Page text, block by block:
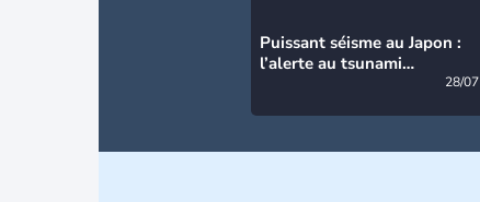
Puissant séisme au Japon :
l’alerte au tsunami
28/07